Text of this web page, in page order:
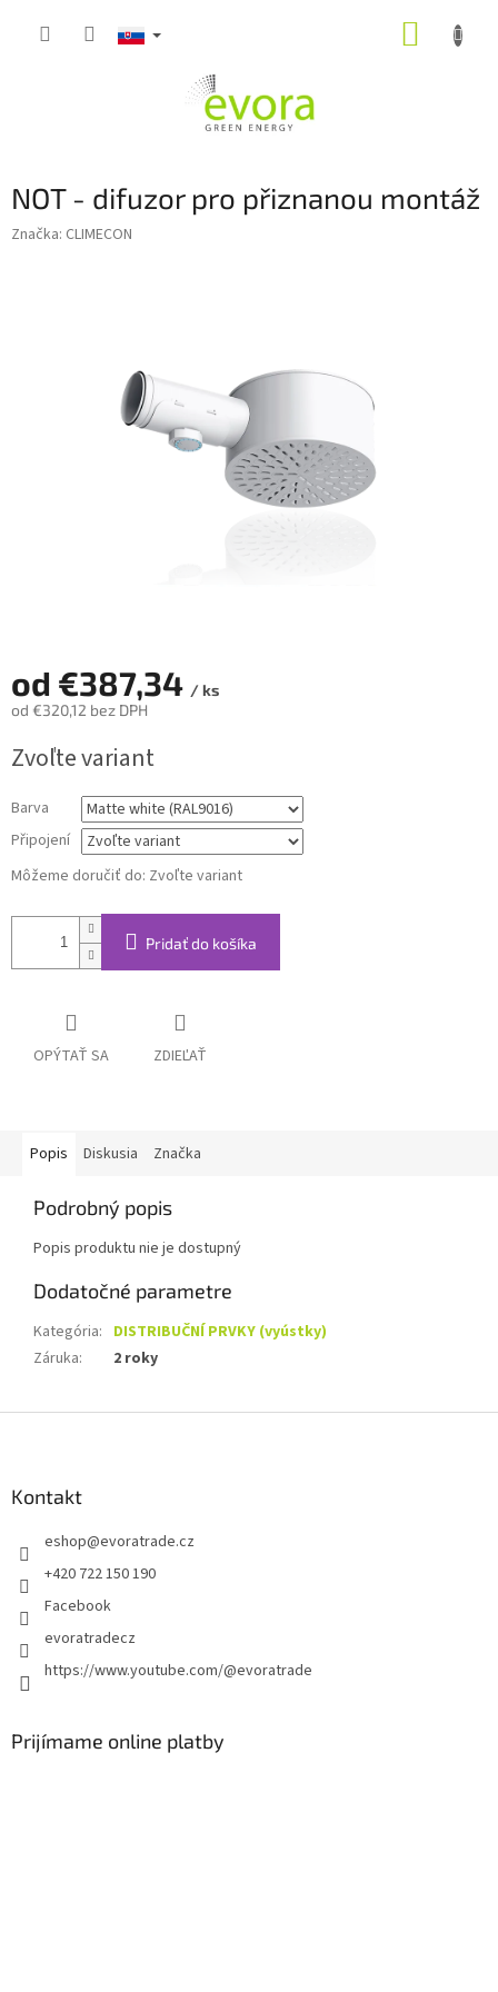
NOT - difuzor pro přiznanou montáž
Značka: CLIMECON
od €387,34 / ks
od €320,12 bez DPH
cena:
Zvoľte variant
Barva
Připojení
Môžeme doručiť do: Zvoľte variant
Pridať do košíka
OPÝTAŤ SA ZDIEĽAŤ
Popis Diskusia Značka
Podrobný popis
Popis produktu nie je dostupný
Dodatočné parametre
Kategória: DISTRIBUČNÍ PRVKY (vyústky)
Záruka: 2 roky
Kontakt
eshop@evoratrade.cz
+420 722 150 190
Facebook
evoratradecz
https://www.youtube.com/@evoratrade
Prijímame online platby